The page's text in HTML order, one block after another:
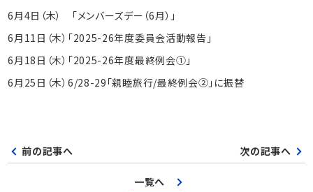
6月4日（木） 「メンバーズデー（6月）」
6月11日（木）「2025-26年度委員会活動報告」
6月18日（木）「2025-26年度最終例会①」
6月25日（木）6/28-29「親睦旅行/最終例会②」に振替
前の記事へ 次の記事へ
一覧へ